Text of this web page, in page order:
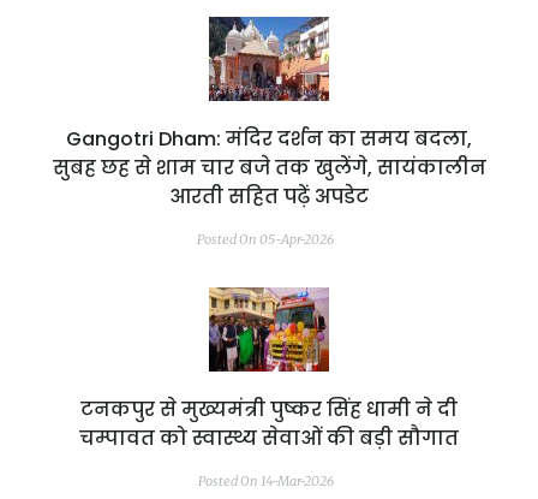
Gangotri Dham: मंदिर दर्शन का समय बदला,
सुबह छह से शाम चार बजे तक खुलेंगे, सायंकालीन
आरती सहित पढ़ें अपडेट
Posted On 05-Apr-2026
टनकपुर से मुख्यमंत्री पुष्कर सिंह धामी ने दी
चम्पावत को स्वास्थ्य सेवाओं की बड़ी सौगात
Posted On 14-Mar-2026